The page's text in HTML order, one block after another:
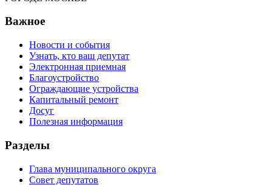
Важное
Новости и события
Узнать, кто ваш депутат
Электронная приемная
Благоустройство
Ограждающие устройства
Капитальный ремонт
Досуг
Полезная информация
Разделы
Глава муниципального округа
Совет депутатов